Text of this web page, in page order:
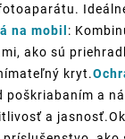
na mobil :
ako sú
kryt.
poškriabaním a
a